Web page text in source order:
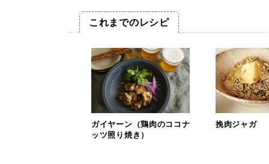
これまでのレシピ
ガイヤーン（鶏肉のココナ
ッツ照り焼き）
挽肉ジャガ